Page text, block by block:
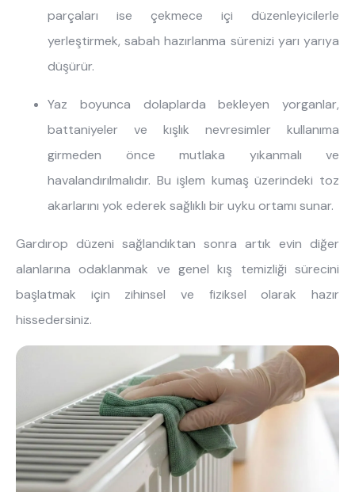
parçaları ise çekmece içi düzenleyicilerle
yerleştirmek, sabah hazırlanma sürenizi yarı yarıya
düşürür.
Yaz boyunca dolaplarda bekleyen yorganlar,
battaniyeler ve kışlık nevresimler kullanıma
girmeden önce mutlaka yıkanmalı ve
havalandırılmalıdır. Bu işlem kumaş üzerindeki toz
akarlarını yok ederek sağlıklı bir uyku ortamı sunar.
Gardırop düzeni sağlandıktan sonra artık evin diğer
alanlarına odaklanmak ve genel kış temizliği sürecini
başlatmak için zihinsel ve fiziksel olarak hazır
hissedersiniz.